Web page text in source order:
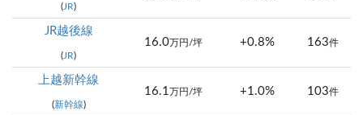
(JR)
JR越後線
(JR)
16.0万円/坪 +0.8% 163件
上越新幹線
(新幹線)
16.1 万円/坪 +1.0% 103件